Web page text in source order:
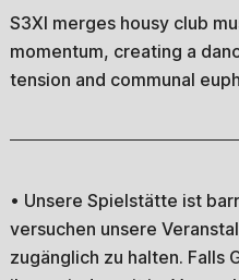
S3XI merges housy club
momentum, creating a
tension and communal
• Unsere Spielstätte ist
versuchen unsere
zugänglich zu halten. Falls